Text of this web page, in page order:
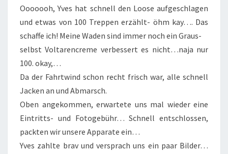
Ooooooh, Yves hat schnell den Loose aufgeschlagen
und etwas von 100 Treppen erzählt- öhm kay…. Das
schaffe ich! Meine Waden sind immer noch ein Graus-
selbst Voltarencreme verbessert es nicht…naja nur
100. okay,…
Da der Fahrtwind schon recht frisch war, alle schnell
Jacken an und Abmarsch.
Oben angekommen, erwartete uns mal wieder eine
Eintritts- und Fotogebühr… Schnell entschlossen,
packten wir unsere Apparate ein…
Yves zahlte brav und versprach uns ein paar Bilder…